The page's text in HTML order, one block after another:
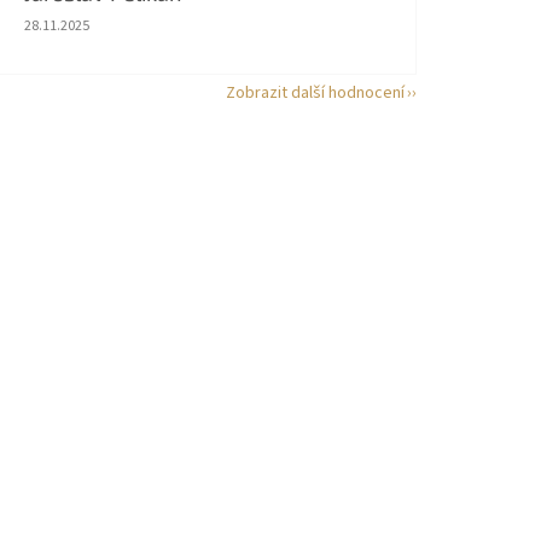
Hodnocení obchodu je 5 z 5 hvězdiček.
28.11.2025
Zobrazit další hodnocení